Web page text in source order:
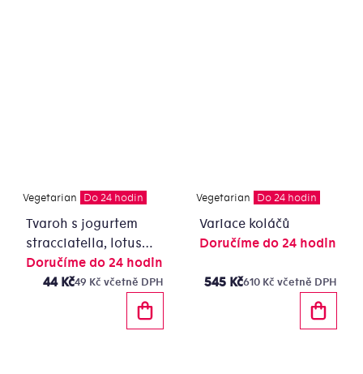
Vegetarian Do 24 hodin
Tvaroh s jogurtem
stracciatella, lotus
sušenky
Doručíme do 24 hodin
49 Kč včetně DPH
44 Kč
Vegetarian Do 24 hodin
Variace koláčů
Doručíme do 24 hodin
610 Kč včetně DPH
545 Kč